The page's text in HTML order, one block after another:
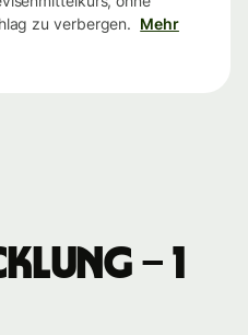
zu verbergen. Mehr
– 1